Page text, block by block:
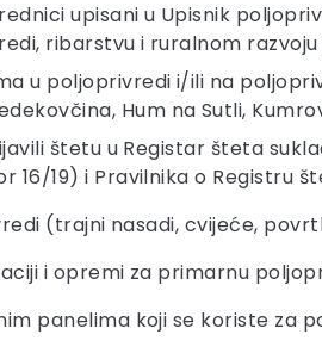
upisani u Upisnik
ribarstvu i ruralnom
u poljoprivredi i/ili na
Hum na Sutli,
štetu u Registar šteta
16/19) i Pravilnika o Registru
(trajni nasadi, cvijeće,
i opremi za primarnu
panelima koji se koriste za